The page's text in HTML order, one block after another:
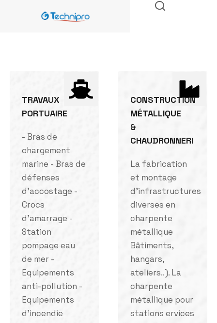
TRAVAUX
PORTUAIRE
- Bras de
chargement
marine - Bras de
défenses
d'accostage -
Crocs
d'amarrage -
Station
pompage eau
de mer -
Equipements
anti-pollution -
Equipements
d'incendie
CONSTRUCTION
MÉTALLIQUE
&
CHAUDRONNERI
La fabrication
et montage
d'infrastructures
diverses en
charpente
métallique
Bâtiments,
hangars,
ateliers..). La
charpente
métallique pour
stations ervices